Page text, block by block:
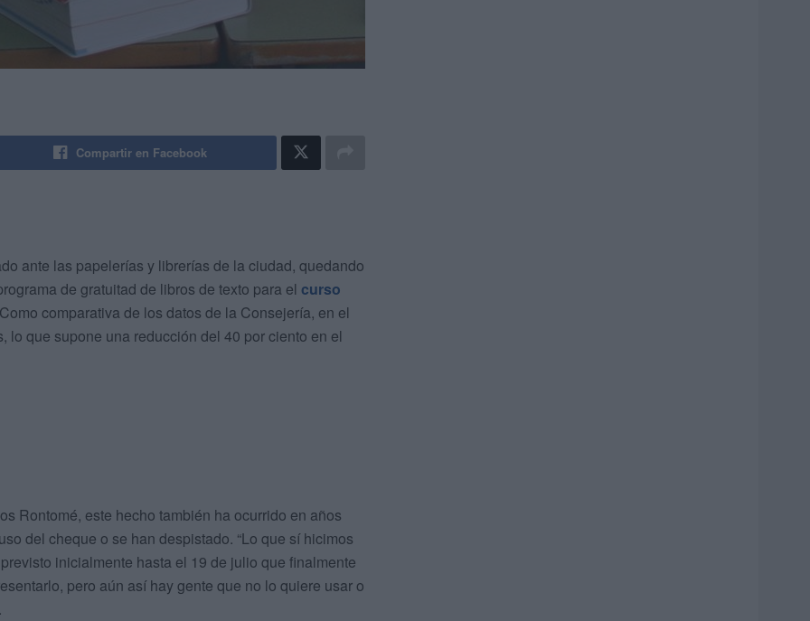
Compartir en Facebook
ante las papelerías y librerías de la ciudad, quedando
de gratuitad de libros de texto para el curso
comparativa de los datos de la Consejería, en el
que supone una reducción del 40 por ciento en el
Rontomé, este hecho también ha ocurrido en años
del cheque o se han despistado. “Lo que sí hicimos
inicialmente hasta el 19 de julio que finalmente
pero aún así hay gente que no lo quiere usar o